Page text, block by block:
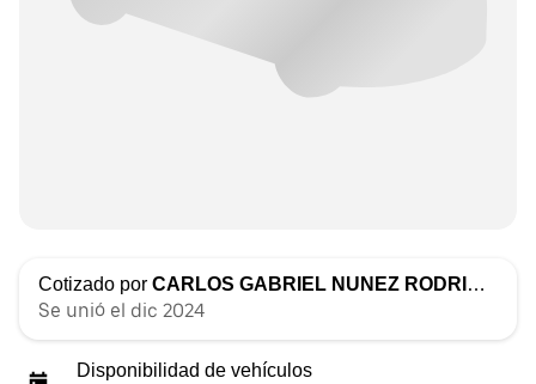
Cotizado por CARLOS GABRIEL NUNEZ RODRIGUEZ
Se unió el dic 2024
Disponibilidad de vehículos